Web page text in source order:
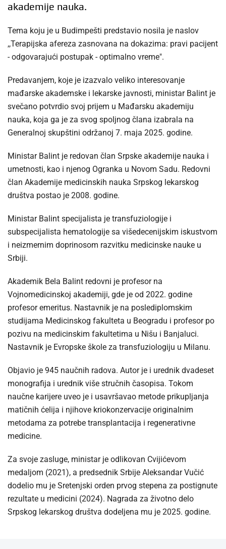
akademije nauka.
Tema koju je u Budimpešti predstavio nosila je naslov
,,Terapijska afereza zasnovana na dokazima: pravi pacijent
- odgovarajući postupak - optimalno vreme".
Predavanjem, koje je izazvalo veliko interesovanje
mađarske akademske i lekarske javnosti, ministar Balint je
svečano potvrdio svoj prijem u Mađarsku akademiju
nauka, koja ga je za svog spoljnog člana izabrala na
Generalnoj skupštini održanoj 7. maja 2025. godine.
Ministar Balint je redovan član Srpske akademije nauka i
umetnosti, kao i njenog Ogranka u Novom Sadu. Redovni
član Akademije medicinskih nauka Srpskog lekarskog
društva postao je 2008. godine.
Ministar Balint specijalista je transfuziologije i
subspecijalista hematologije sa višedecenijskim iskustvom
i neizmernim doprinosom razvitku medicinske nauke u
Srbiji.
Akademik Bela Balint redovni je profesor na
Vojnomedicinskoj akademiji, gde je od 2022. godine
profesor emeritus. Nastavnik je na poslediplomskim
studijama Medicinskog fakulteta u Beogradu i profesor po
pozivu na medicinskim fakultetima u Nišu i Banjaluci.
Nastavnik je Evropske škole za transfuziologiju u Milanu.
Objavio je 945 naučnih radova. Autor je i urednik dvadeset
monografija i urednik više stručnih časopisa. Tokom
naučne karijere uveo je i usavršavao metode prikupljanja
matičnih ćelija i njihove kriokonzervacije originalnim
metodama za potrebe transplantacija i regenerativne
medicine.
Za svoje zasluge, ministar je odlikovan Cvijićevom
medaljom (2021), a predsednik Srbije Aleksandar Vučić
dodelio mu je Sretenjski orden prvog stepena za postignute
rezultate u medicini (2024). Nagrada za životno delo
Srpskog lekarskog društva dodeljena mu je 2025. godine.